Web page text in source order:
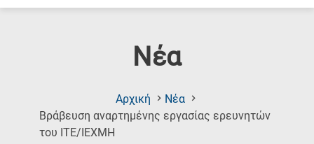
Νέα
Αρχική
Νέα
Βράβευση αναρτημένης εργασίας ερευνητών
του ΙΤΕ/ΙΕΧΜΗ